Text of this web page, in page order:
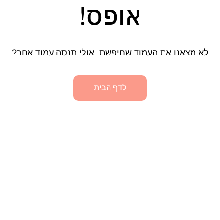
אופס!
לא מצאנו את העמוד שחיפשת. אולי תנסה עמוד אחר?
לדף הבית